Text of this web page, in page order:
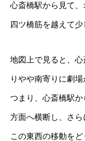
心斎橋駅から見て、
四ツ橋筋を越えて
地図上で見ると、
りやや南寄りに劇場
つまり、心斎橋駅
方面へ横断し、さら
この東西の移動を